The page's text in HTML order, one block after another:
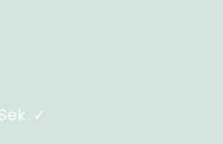
✓